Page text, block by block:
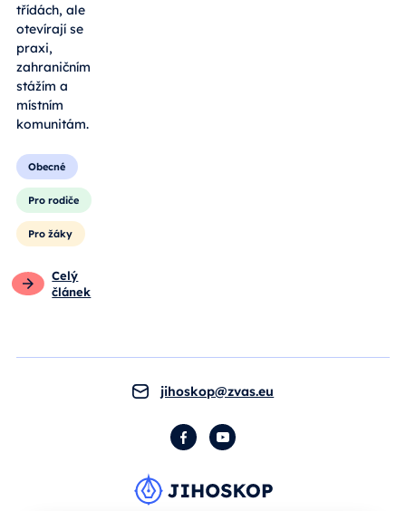
třídách, ale
otevírají se
praxi,
zahraničním
stážím a
místním
komunitám.
Obecné
Pro rodiče
Pro žáky
Celý
článek
jihoskop@zvas.eu
FacebookYouTube